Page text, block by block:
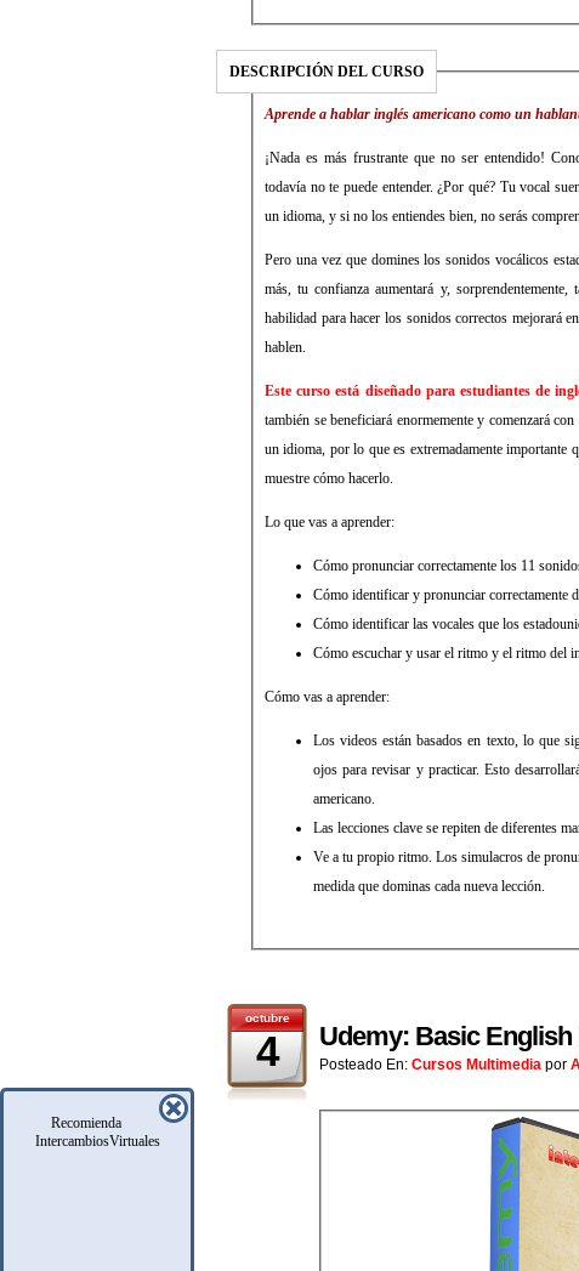
Recomienda
IntercambiosVirtuales
DESCRIPCIÓN DEL CURSO
Aprende a hablar inglés americano como un
¡Nada es más frustrante que no ser entendido!
todavía no te puede entender. ¿Por qué? Tu vocal
un idioma, y ​​si no los entiendes bien, no serás
Pero una vez que domines los sonidos vocálicos
más, tu confianza aumentará y,
habilidad para hacer los sonidos correctos mejorará
hablen.
Este curso está diseñado para estudiantes de
también se beneficiará enormemente y comenzará
un idioma, por lo que es extremadamente
muestre cómo hacerlo.
Lo que vas a aprender:
Cómo pronunciar correctamente los 11
Cómo identificar y pronunciar correctamente
Cómo identificar las vocales que los
Cómo escuchar y usar el ritmo y el ritmo del
Cómo vas a aprender:
Los videos están basados ​​en texto, lo que
ojos para revisar y practicar. Esto
americano.
Las lecciones clave se repiten de diferentes
Ve a tu propio ritmo. Los simulacros de
medida que dominas cada nueva lección.
octubre
4 Udemy: Basic English
Posteado En: Cursos Multimedia por